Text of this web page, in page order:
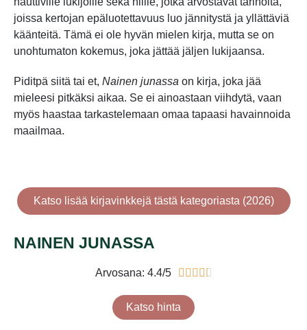
joissa kertojan epäluotettavuus luo jännitystä ja yllättäviä
käänteitä. Tämä ei ole hyvän mielen kirja, mutta se on
unohtumaton kokemus, joka jättää jäljen lukijaansa.
Piditpä siitä tai et, Nainen junassa on kirja, joka jää
mieleesi pitkäksi aikaa. Se ei ainoastaan viihdytä, vaan
myös haastaa tarkastelemaan omaa tapaasi havainnoida
maailmaa.
Katso lisää kirjavinkkejä tästä kategoriasta (2026)
NAINEN JUNASSA
Arvosana: 4.4/5     
Katso hinta